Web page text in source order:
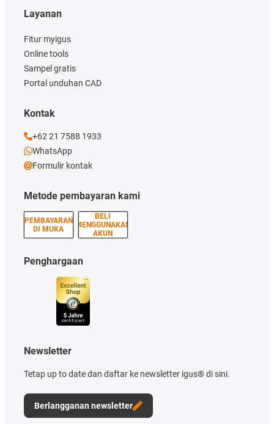
Metode pembayaran kami
PEMBAYARAN
DI MUKA
BELI
MENGGUNAKAN
AKUN
Layanan
Fitur myigus
Online tools
Sampel gratis
Portal unduhan CAD
Penghargaan
Newsletter
Tetap up to date dan daftar ke newsletter igus® di sini.
Berlangganan newsletter
Kontak
+62 21 7588 1933
WhatsApp
Formulir kontak